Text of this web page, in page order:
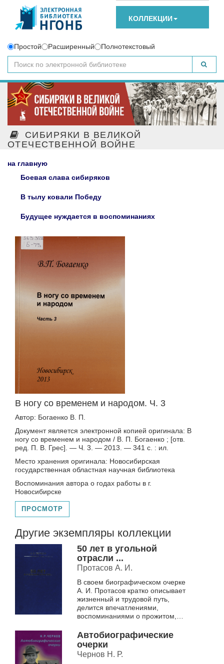
КОЛЛЕКЦИИ
Простой Расширенный Полнотекстовый
СИБИРЯКИ В ВЕЛИКОЙ
ОТЕЧЕСТВЕННОЙ ВОЙНЕ
на главную
Боевая слава сибиряков
В тылу ковали Победу
Будущее нуждается в воспоминаниях
В ногу со временем и народом. Ч. 3
Автор: Богаенко В. П.
Документ является электронной копией оригинала: В
ногу со временем и народом / В. П. Богаенко ; [отв.
ред. П. В. Грес]. — Ч. 3. — 2013. — 341 с. : ил.
Место хранения оригинала: Новосибирская
государственная областная научная библиотека
Воспоминания автора о годах работы в г.
Новосибирске
ПРОСМОТР
Другие экземпляры коллекции
50 лет в угольной
отрасли ...
Протасов А. И.
В своем биографическом очерке
А. И. Протасов кратко описывает
жизненный и трудовой путь,
делится впечатлениями,
воспоминаниями о прожитом,
прошедшем и будущем
Автобиографические
очерки
Чернов Н. Р.